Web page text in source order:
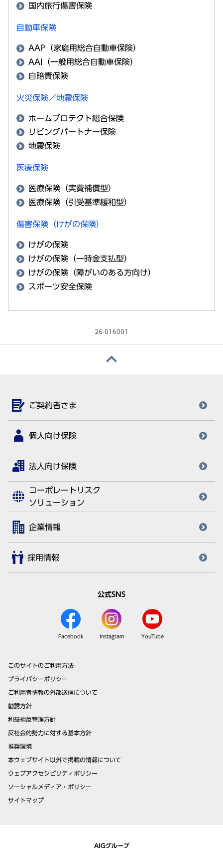
国内旅行傷害保険
自動車保険
AAP（家庭用総合自動車保険）
AAI（一般用総合自動車保険）
自賠責保険
火災保険／地震保険
ホームプロテクト総合保険
リビングパートナー保険
地震保険
医療保険
医療保険（実費補償型）
医療保険（引受基準緩和型）
傷害保険（けがの保険）
けがの保険
けがの保険（一時金支払型）
けがの保険（障がいのある方向け）
スポーツ安全保険
26-016001
ご契約者さま
個人向け保険
法人向け保険
コーポレートリスク
ソリューション
企業情報
採用情報
公式SNS
Facebook Instagram YouTube
このサイトのご利用方法
プライバシーポリシー
ご利用者情報の外部送信について
勧誘方針
利益相反管理方針
反社会的勢力に対する基本方針
推奨環境
本ウェブサイト以外で掲載の情報について
ウェブアクセシビリティポリシー
ソーシャルメディア・ポリシー
サイトマップ
AIGグループ